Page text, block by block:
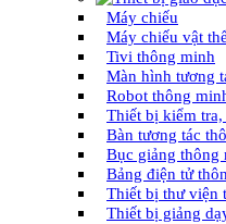
Máy chiếu
Máy chiếu vật
Tivi thông minh
Màn hình tương
Robot thông
Thiết bị kiểm tra,
Bàn tương tác
Bục giảng thông
Bảng điện tử
Thiết bị thư viện
Thiết bị giảng